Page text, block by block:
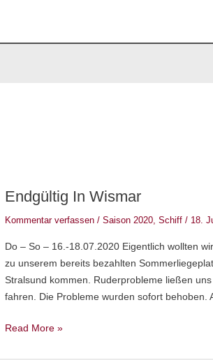
Endgültig In Wismar
Kommentar verfassen /Saison 2020,Schiff / 18.
Do – So – 16.-18.07.2020 Eigentlich wollten
zu unserem bereits bezahlten
Stralsund kommen. Ruderprobleme ließen
fahren. Die Probleme wurden sofort
in
Read More »